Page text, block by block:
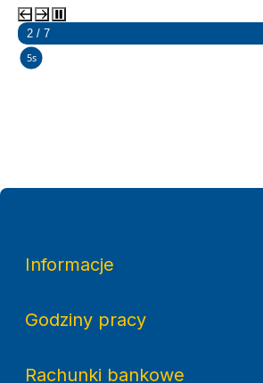
2 / 7
5s
Informacje
Godziny pracy
Rachunki bankowe